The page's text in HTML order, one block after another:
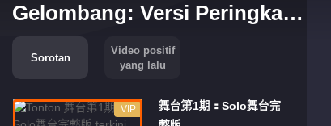
Gelombang: Versi Peringkat
Lengkap
Sorotan
Video positif
yang lalu
VIP
舞台第1期：Solo舞台完